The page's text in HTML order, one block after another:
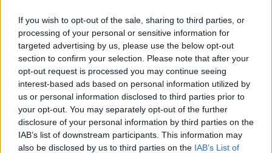
If you wish to opt-out of the sale, sharing to third parties, or
processing of your personal or sensitive information for
targeted advertising by us, please use the below opt-out
section to confirm your selection. Please note that after your
opt-out request is processed you may continue seeing
interest-based ads based on personal information utilized by
us or personal information disclosed to third parties prior to
your opt-out. You may separately opt-out of the further
disclosure of your personal information by third parties on the
IAB’s list of downstream participants. This information may
also be disclosed by us to third parties on the IAB’s List of
δηλώνοντας πως αυτή ήταν η τελευταία του
χρονιά στο σόου.
ΔΙΑΒΑΣΤΕ ΕΠΙΣΗΣ
| 04.02.2025 13:11
Επιστρέφει τηλεοπτικά η Όλγα
Τρέμη: Η επίσημη ανακοίνωση, το
κανάλι και η εκπομπή